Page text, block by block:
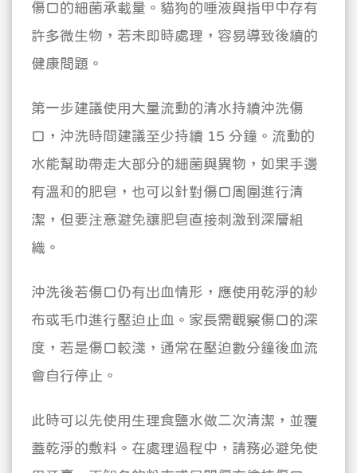
傷口的細菌承載量。貓狗的唾液與指甲中存有
許多微生物，若未即時處理，容易導致後續的
健康問題。
第一步建議使用大量流動的清水持續沖洗傷
口，沖洗時間建議至少持續 15 分鐘。流動的
水能幫助帶走大部分的細菌與異物，如果手邊
有溫和的肥皂，也可以針對傷口周圍進行清
潔，但要注意避免讓肥皂直接刺激到深層組
織。
沖洗後若傷口仍有出血情形，應使用乾淨的紗
布或毛巾進行壓迫止血。家長需觀察傷口的深
度，若是傷口較淺，通常在壓迫數分鐘後血流
會自行停止。
此時可以先使用生理食鹽水做二次清潔，並覆
蓋乾淨的敷料。在處理過程中，請務必避免使